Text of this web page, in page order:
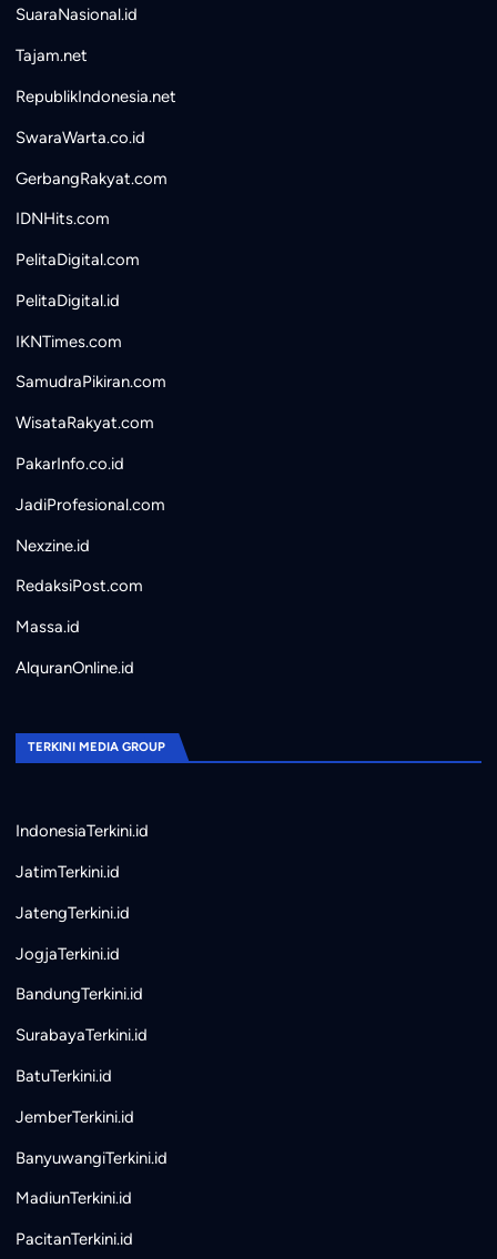
SuaraNasional.id
Tajam.net
RepublikIndonesia.net
SwaraWarta.co.id
GerbangRakyat.com
IDNHits.com
PelitaDigital.com
PelitaDigital.id
IKNTimes.com
SamudraPikiran.com
WisataRakyat.com
PakarInfo.co.id
JadiProfesional.com
Nexzine.id
RedaksiPost.com
Massa.id
AlquranOnline.id
TERKINI MEDIA GROUP
IndonesiaTerkini.id
JatimTerkini.id
JatengTerkini.id
JogjaTerkini.id
BandungTerkini.id
SurabayaTerkini.id
BatuTerkini.id
JemberTerkini.id
BanyuwangiTerkini.id
MadiunTerkini.id
PacitanTerkini.id